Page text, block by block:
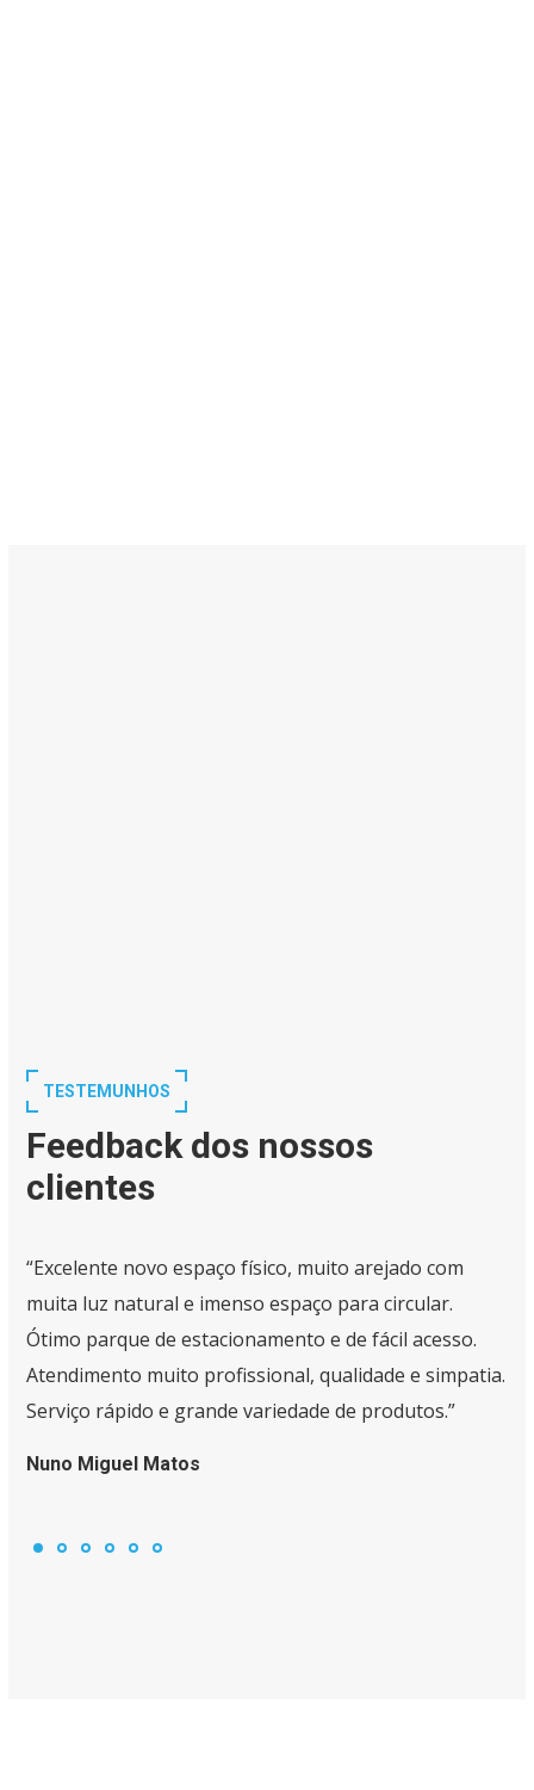
TESTEMUNHOS
Feedback dos nossos
clientes
“Excelente novo espaço físico, muito arejado com
muita luz natural e imenso espaço para circular.
Ótimo parque de estacionamento e de fácil acesso.
Atendimento muito profissional, qualidade e simpatia.
Serviço rápido e grande variedade de produtos.”
Nuno Miguel Matos